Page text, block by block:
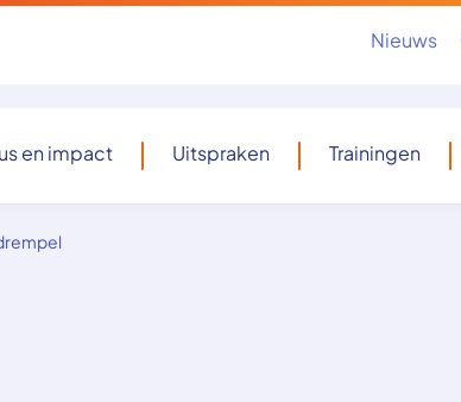
Nieuws
en impact Uitspraken Trainingen